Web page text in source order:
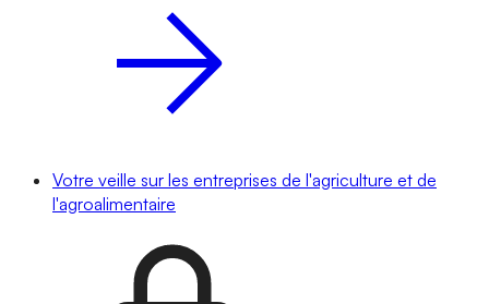
Votre veille sur les entreprises de l'agriculture et de
l'agroalimentaire